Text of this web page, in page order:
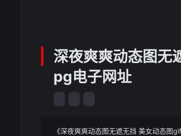
深夜爽爽动态图无
pg电子网址
《深夜爽爽动态图无遮无挡 美女动态